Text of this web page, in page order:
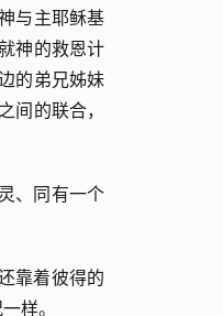
与主耶稣基
神的救恩计
的弟兄姊妹
间的联合，
、同有一个
靠着彼得的
样。